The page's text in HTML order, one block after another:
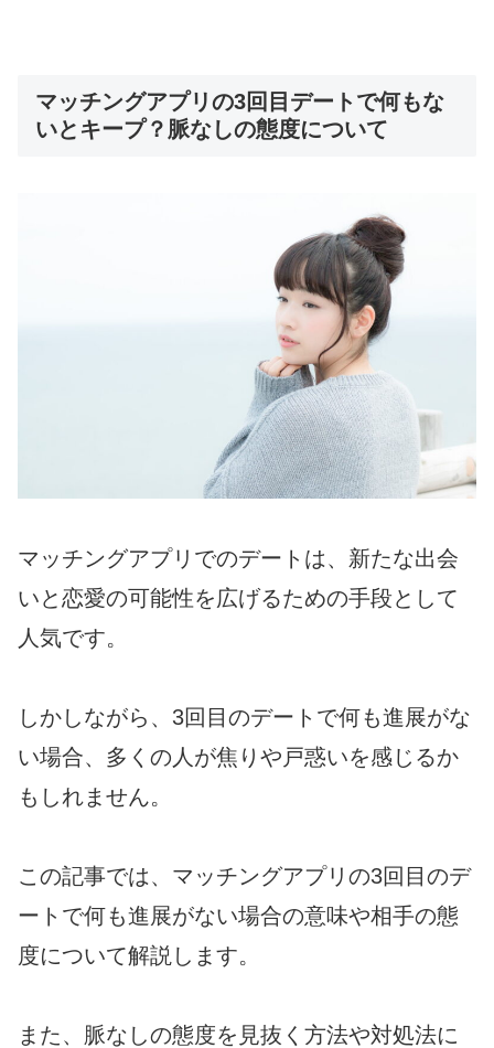
マッチングアプリの3回目デートで何もな
いとキープ？脈なしの態度について
マッチングアプリでのデートは、新たな出会
いと恋愛の可能性を広げるための手段として
人気です。
しかしながら、3回目のデートで何も進展がな
い場合、多くの人が焦りや戸惑いを感じるか
もしれません。
この記事では、マッチングアプリの3回目のデ
ートで何も進展がない場合の意味や相手の態
度について解説します。
また、脈なしの態度を見抜く方法や対処法に